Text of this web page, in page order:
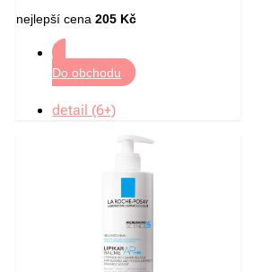
nejlepší cena 205 Kč
Do obchodu
detail (6+)